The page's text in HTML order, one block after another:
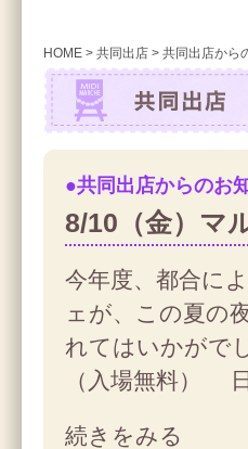
HOME > 共同出店 > 共同出店から
●共同出店からのお
8/10（金）マ
今年度、都合に
ェが、この夏の
れてはいかが
（入場無料）
続きをみる